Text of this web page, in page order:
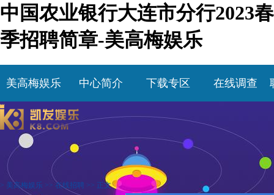
中国农业银行大连市分行2023春
季招聘简章-美高梅娱乐
美高梅娱乐 中心简介 下载专区 在线调查
> 美高梅娱乐 >> 在线招聘 >> 正文